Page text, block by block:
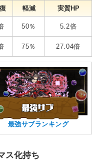
軽減 実質HP
50％ 5.2倍
75％ 27.04倍
最強サブランキング
ス化持ち